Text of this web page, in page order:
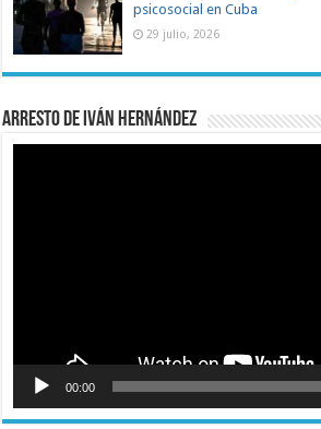
psicosocial en Cuba
29 julio, 2026
Arresto de Iván Hernández
00:00